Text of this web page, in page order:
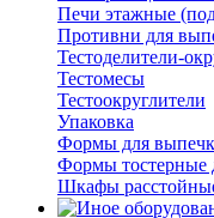
Печи этажные
Противни для
Тестоделители-
Тестомесы
Тестоокруглители
Упаковка
Формы для
Формы тостерные
Шкафы